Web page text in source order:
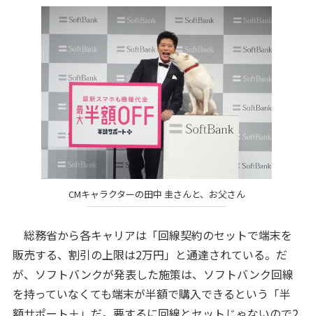
CMキャラクターの田中 圭さんと、お父さん
総務省から各キャリアは「回線契約のセットで端末を
販売する、割引の上限は2万円」と通達されている。だ
が、ソフトバンクが発表した施策は、ソフトバンク回線
を持っていなくても端末が半額で購入できるという「半